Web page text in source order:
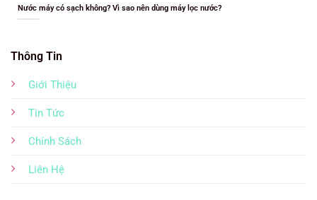
Thông Tin
Giới Thiệu
Tin Tức
Chính Sách
Liên Hệ
Nước máy có sạch không? Vì sao nên dùng máy lọc nước?